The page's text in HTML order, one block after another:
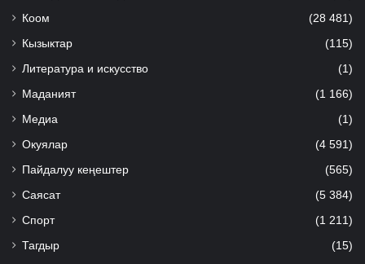
Коом (28 481)
Кызыктар (115)
Литература и искусство (1)
Маданият (1 166)
Медиа (1)
Окуялар (4 591)
Пайдалуу кеңештер (565)
Саясат (5 384)
Спорт (1 211)
Тагдыр (15)